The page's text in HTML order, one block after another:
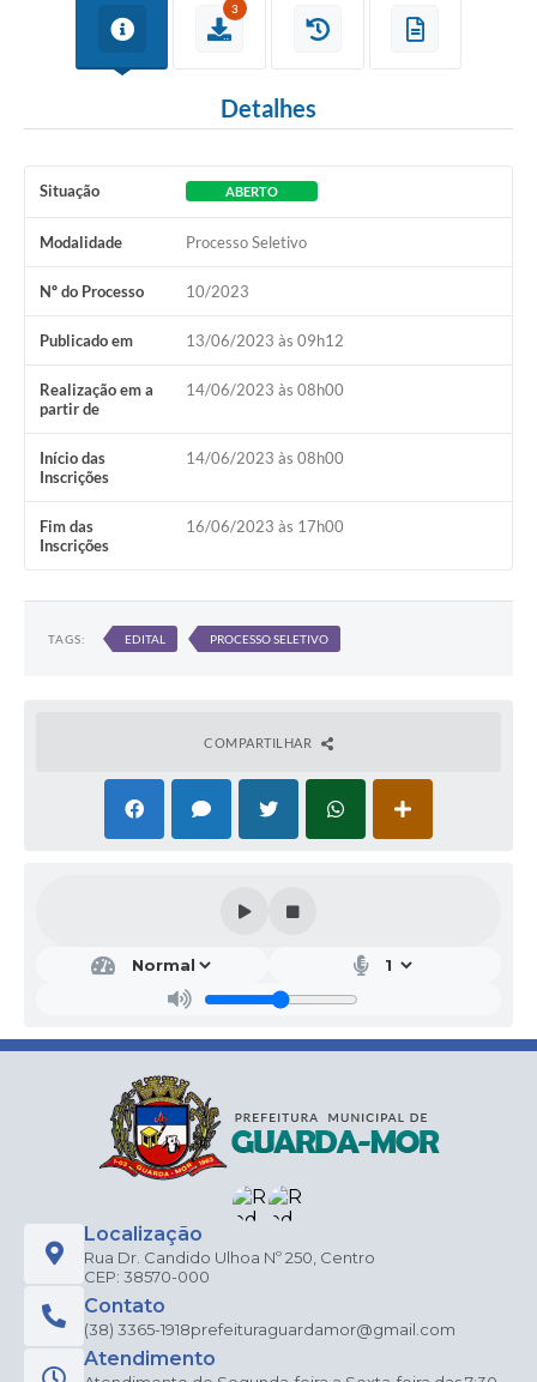
3
Detalhes
Situação ABERTO
Modalidade Processo Seletivo
Nº do Processo 10/2023
Publicado em 13/06/2023 às 09h12
Realização em a
partir de
14/06/2023 às 08h00
Início das
Inscrições
14/06/2023 às 08h00
Fim das
Inscrições
16/06/2023 às 17h00
TAGS: EDITAL PROCESSO SELETIVO
COMPARTILHAR
Localização
Rua Dr. Candido Ulhoa Nº 250, Centro
CEP: 38570-000
Contato
(38) 3365-1918prefeituraguardamor@gmail.com
Atendimento